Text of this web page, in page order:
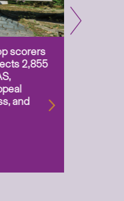
scorers
2,855
and